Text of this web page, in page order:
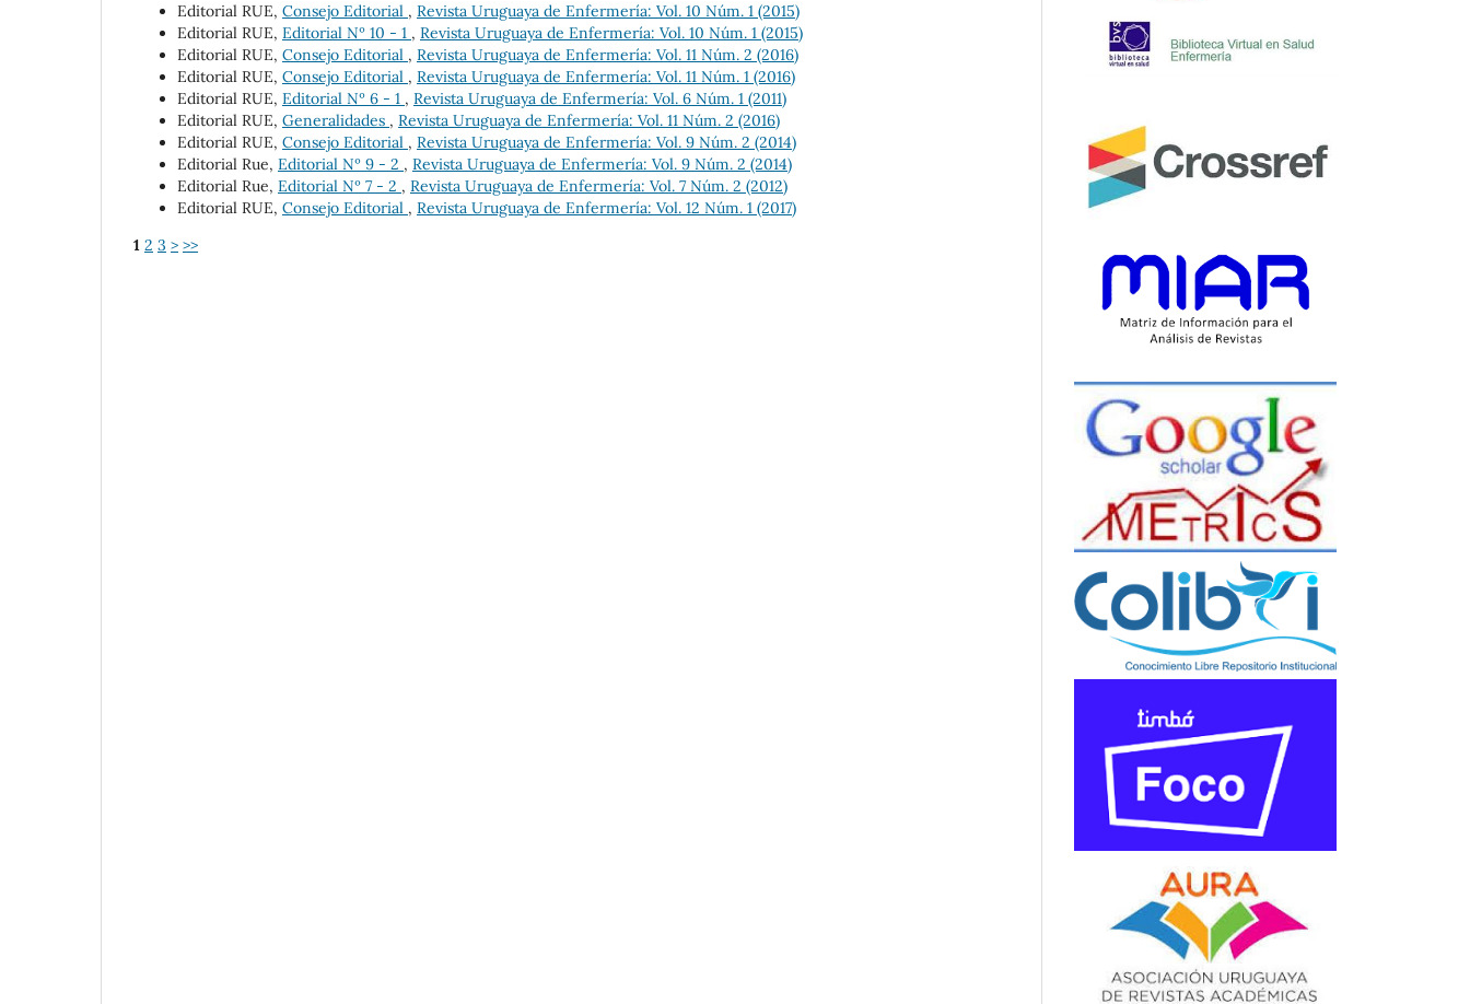
Editorial RUE, Consejo Editorial , Revista Uruguaya de Enfermería: Vol. 10 Núm. 1 (2015)
Editorial RUE, Editorial Nº 10 - 1 , Revista Uruguaya de Enfermería: Vol. 10 Núm. 1 (2015)
Editorial RUE, Consejo Editorial , Revista Uruguaya de Enfermería: Vol. 11 Núm. 2 (2016)
Editorial RUE, Consejo Editorial , Revista Uruguaya de Enfermería: Vol. 11 Núm. 1 (2016)
Editorial RUE, Editorial Nº 6 - 1 , Revista Uruguaya de Enfermería: Vol. 6 Núm. 1 (2011)
Editorial RUE, Generalidades , Revista Uruguaya de Enfermería: Vol. 11 Núm. 2 (2016)
Editorial RUE, Consejo Editorial , Revista Uruguaya de Enfermería: Vol. 9 Núm. 2 (2014)
Editorial Rue, Editorial Nº 9 - 2 , Revista Uruguaya de Enfermería: Vol. 9 Núm. 2 (2014)
Editorial Rue, Editorial Nº 7 - 2 , Revista Uruguaya de Enfermería: Vol. 7 Núm. 2 (2012)
Editorial RUE, Consejo Editorial , Revista Uruguaya de Enfermería: Vol. 12 Núm. 1 (2017)
1 2 3 > >>